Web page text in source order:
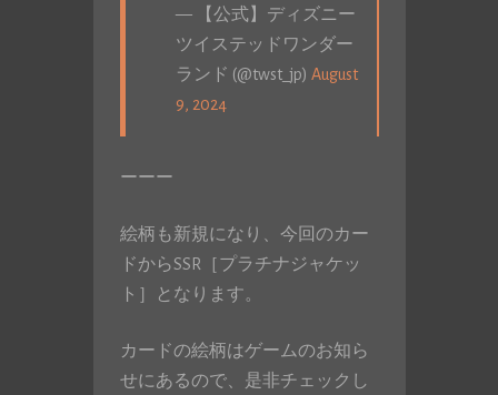
— 【公式】ディズニー
ツイステッドワンダー
ランド (@twst_jp) August
9, 2024
ーーー
絵柄も新規になり、今回のカー
ドからSSR［プラチナジャケッ
ト］となります。
カードの絵柄はゲームのお知ら
せにあるので、是非チェックし